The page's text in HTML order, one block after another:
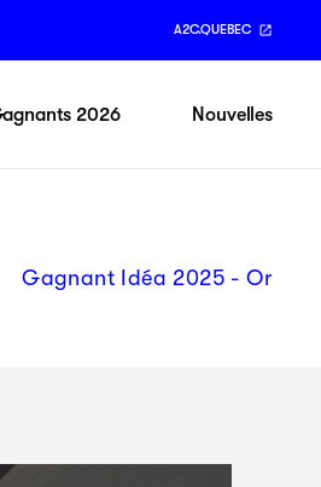
A2C.QUEBEC
2026 Nouvelles
Gagnant Idéa 2025 - Or